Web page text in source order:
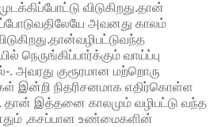
முடக்கிப்போட்டு விடுகிறது.தான்
அவனது காலம்
.தான்வழிபட்டுவந்த
நெருங்கிப்பார்க்கும் வாய்ப்பு
-. அவரது குரூரமான மற்றொரு
இன்றி நிதரிசனமாக எதிர்கொள்ள
. தான் இத்தனை காலமும் வழிபட்டு வந்த
,கசப்பான உண்மைகளின்